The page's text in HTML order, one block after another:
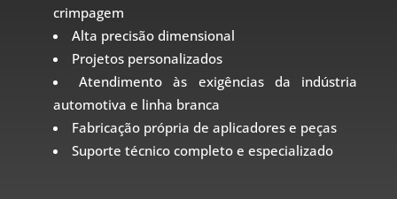
crimpagem
Alta precisão dimensional
Projetos personalizados
Atendimento às exigências da indústria
automotiva e linha branca
Fabricação própria de aplicadores e peças
Suporte técnico completo e especializado